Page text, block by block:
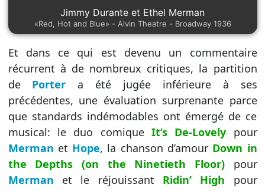
Jimmy Durante et Ethel Merman
«Red, Hot and Blue» - Alvin Theatre - Broadway 1936
Et dans ce qui est devenu un commentaire
récurrent à de nombreux critiques, la partition
de Porter a été jugée inférieure à ses
précédentes, une évaluation surprenante parce
que standards indémodables ont émergé de ce
musical: le duo comique It’s De-Lovely pour
Merman et Hope, la chanson d’amour Down in
the Depths (on the Ninetieth Floor)pour
Merman et le réjouissant Ridin’ High pour